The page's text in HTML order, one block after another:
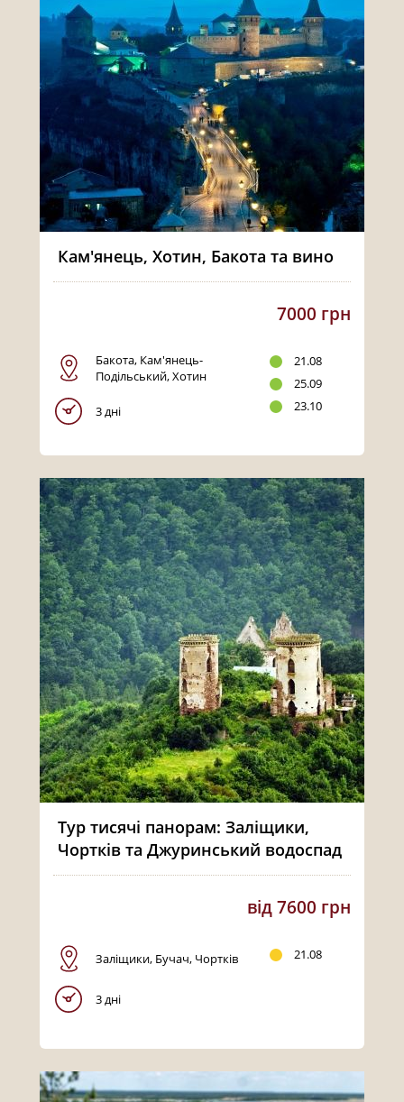
Кам'янець, Хотин, Бакота та вино
7000 грн
Бакота, Кам'янець-
Подільський, Хотин
3 дні
21.08
25.09
23.10
Тур тисячі панорам: Заліщики,
Чортків та Джуринський водоспад
від 7600 грн
Заліщики, Бучач, Чортків
3 дні
21.08